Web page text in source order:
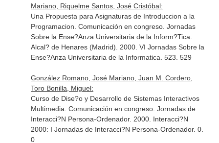
Mariano, Riquelme Santos, José Cristóbal:
Una Propuesta para Asignaturas de Introduccion a la
Programacion. Comunicación en congreso. Jornadas
Sobre la Ense?Anza Universitaria de la Inform?Tica.
Alcal? de Henares (Madrid). 2000. VI Jornadas Sobre la
Ense?Anza Universitaria de la Informatica. 523. 529
González Romano, José Mariano, Juan M. Cordero,
Toro Bonilla, Miguel:
Curso de Dise?o y Desarrollo de Sistemas Interactivos
Multimedia. Comunicación en congreso. Jornadas de
Interacci?N Persona-Ordenador. 2000. Interacci?N
2000: I Jornadas de Interacci?N Persona-Ordenador. 0.
0